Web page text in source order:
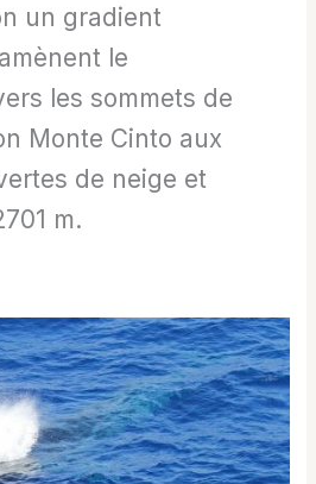
un gradient
le
les sommets de
Monte Cinto aux
de neige et
m.